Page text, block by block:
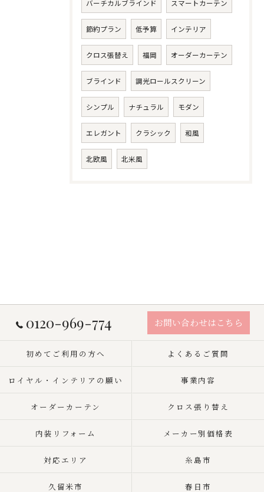
バーチカルブラインド スマートカーテン
節約プラン 低予算 インテリア
クロス張替え 福岡 オーダーカーテン
ブラインド 調光ロールスクリーン
シンプル ナチュラル モダン
エレガント クラシック 和風
北欧風 北米風
0120-969-774 お問い合わせはこちら
初めてご利用の方へ よくあるご質問
ロイヤル・インテリアの願い 事業内容
オーダーカーテン クロス張り替え
内装リフォーム メーカー別価格表
対応エリア 糸島市
久留米市 春日市